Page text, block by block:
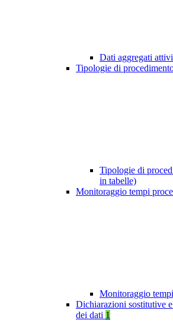
Dati aggregati
Tipologie di
Tipologie di
in tabelle)
Monitoraggio tempi
Monitoraggio
Dichiarazioni sostitutive
dei dati 1